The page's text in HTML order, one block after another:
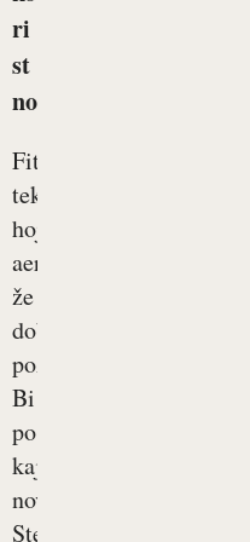
ri
st
no
Fitnes,
tek,
hojo,
aerobiko
že
dobro
poznamo.
Bi
poskusili
kaj
novega?
Ste